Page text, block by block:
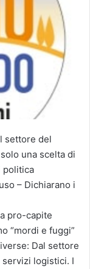
settore del
una scelta di
politica
– Dichiarano i
pro-capite
“mordi e fuggi”
Dal settore
servizi logistici. I